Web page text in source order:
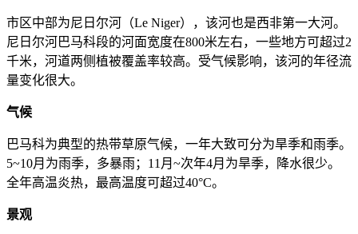
市区中部为尼日尔河（Le Niger），该河也是西非第一大河。
尼日尔河巴马科段的河面宽度在800米左右，一些地方可超过2
千米，河道两侧植被覆盖率较高。受气候影响，该河的年径流
量变化很大。
气候
巴马科为典型的热带草原气候，一年大致可分为旱季和雨季。
5~10月为雨季，多暴雨；11月~次年4月为旱季，降水很少。
全年高温炎热，最高温度可超过40°C。
景观